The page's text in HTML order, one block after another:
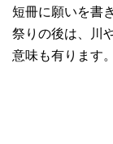
短冊に願いを書
祭りの後は、川
意味も有ります。